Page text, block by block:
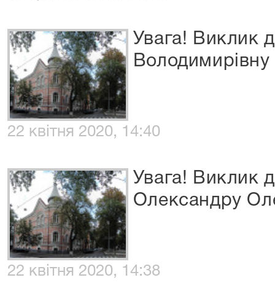
Увага! Виклик
Володимирівну
22 квітня 2020, 14:40
Увага! Виклик
Олександру
22 квітня 2020, 14:38